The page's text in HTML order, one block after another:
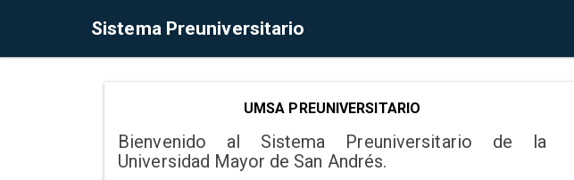
Sistema Preuniversitario
UMSA PREUNIVERSITARIO
Bienvenido al Sistema Preuniversitario de la
Universidad Mayor de San Andrés.